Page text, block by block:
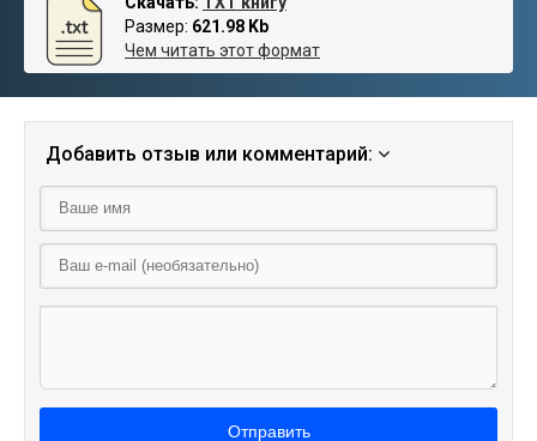
Размер: 621.98 Kb
Чем читать этот формат
Добавить отзыв или комментарий:
Отправить